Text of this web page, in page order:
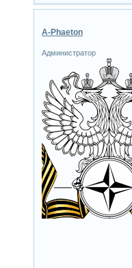
A-Phaeton
Администратор